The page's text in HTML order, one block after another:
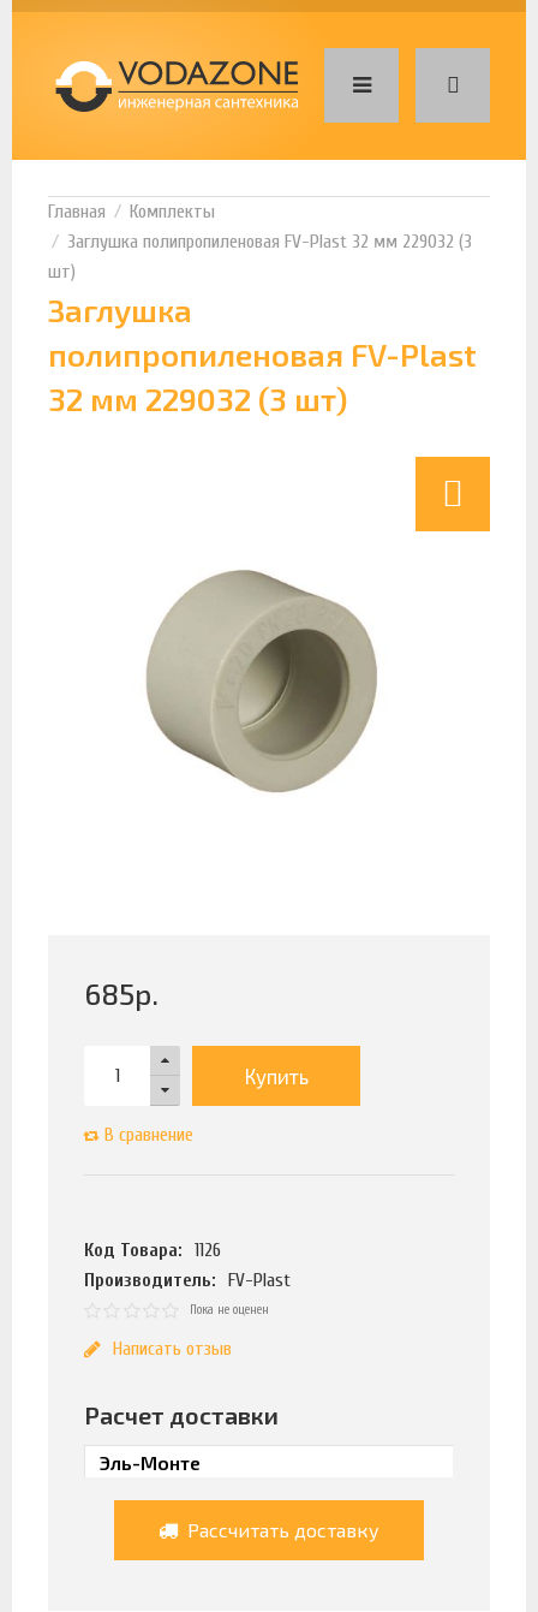
Комплекты
Заглушка полипропиленовая FV-Plast 32 мм 229032 (3
шт)
Заглушка
полипропиленовая FV-Plast
32 мм 229032 (3 шт)
685р.
Купить
В сравнение
Код Товара:
1126
Производитель:
FV-Plast
Пока не оценен
Написать отзыв
Расчет доставки
Рассчитать доставку